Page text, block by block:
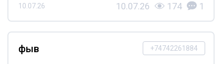
10.07.26 10.07.26 174 1
+74742261884
фыв